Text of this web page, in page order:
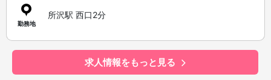
勤務地
所沢駅 西口2分
求人情報をもっと見る